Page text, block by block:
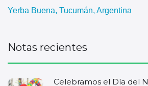
Yerba Buena, Tucumán, Argentina
Notas recientes
Celebramos el Día del